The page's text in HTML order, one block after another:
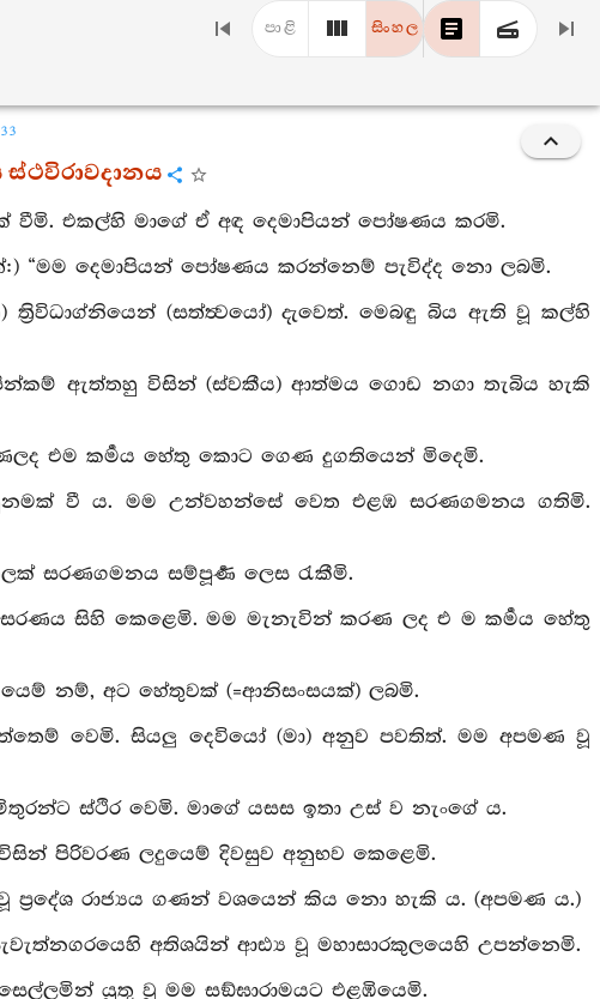
පාළි සිංහල
වීමි. එකල්හි මාගේ ඒ අඳ දෙමාපියන් පෝෂණය කරමි.
“මම දෙමාපියන් පෝෂණය කරන්නෙම් පැවිද්ද නො ලබමි.
(සත්ත්‍වයෝ) දැවෙත්. මෙබඳු බිය ඇති වූ කල්හි
පින්කම් ඇත්තහු විසින් (ස්වකීය) ආත්මය ගොඩ නගා තැබිය හැකි
එම කර්‍මය හේතු කොට ගෙණ දුගතියෙන් මිදෙමි.
වී ය. මම උන්වහන්සේ වෙත එළඹ සරණගමනය ගතිමි.
සරණගමනය සම්පූර්‍ණ ලෙස රැකීමි.
සිහි කෙළෙමි. මම මැනැවින් කරණ ලද එ ම කර්‍මය හේතු
නම්, අට හේතුවක් (=ආනිසංසයක්) ලබමි.
වෙමි. සියලු දෙවියෝ (මා) අනුව පවතිත්. මම අපමණ වූ
ස්ථිර වෙමි. මාගේ යසස ඉතා උස් ව නැංගේ ය.
විසින් පිරිවරණ ලදුයෙම් දිවසුව අනුභව කෙළෙමි.
ප්‍රදේශ රාජ්‍යය ගණන් වශයෙන් කිය නො හැකි ය. (අපමණ ය.)
අතිශයින් ආඪ්‍ය වූ මහාසාරකුලයෙහි උපන්නෙමි.
යුතු වූ මම සඞ්ඝාරාමයට එළඹියෙමි.